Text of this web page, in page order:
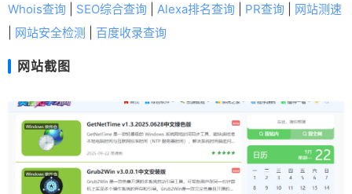
Whois查询 SEO综合查询 Alexa排名查询 PR查询
网站测速
网站安全检测 百度收录查询
网站截图